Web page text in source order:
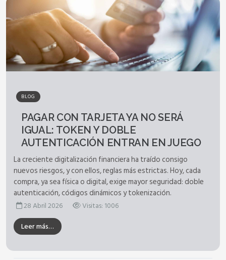
BLOG
PAGAR CON TARJETA YA NO SERÁ
IGUAL: TOKEN Y DOBLE
AUTENTICACIÓN ENTRAN EN JUEGO
La creciente digitalización financiera ha traído consigo
nuevos riesgos, y con ellos, reglas más estrictas. Hoy, cada
compra, ya sea física o digital, exige mayor seguridad: doble
autenticación, códigos dinámicos y tokenización.
28 Abril 2026
Visitas: 1006
Leer más…